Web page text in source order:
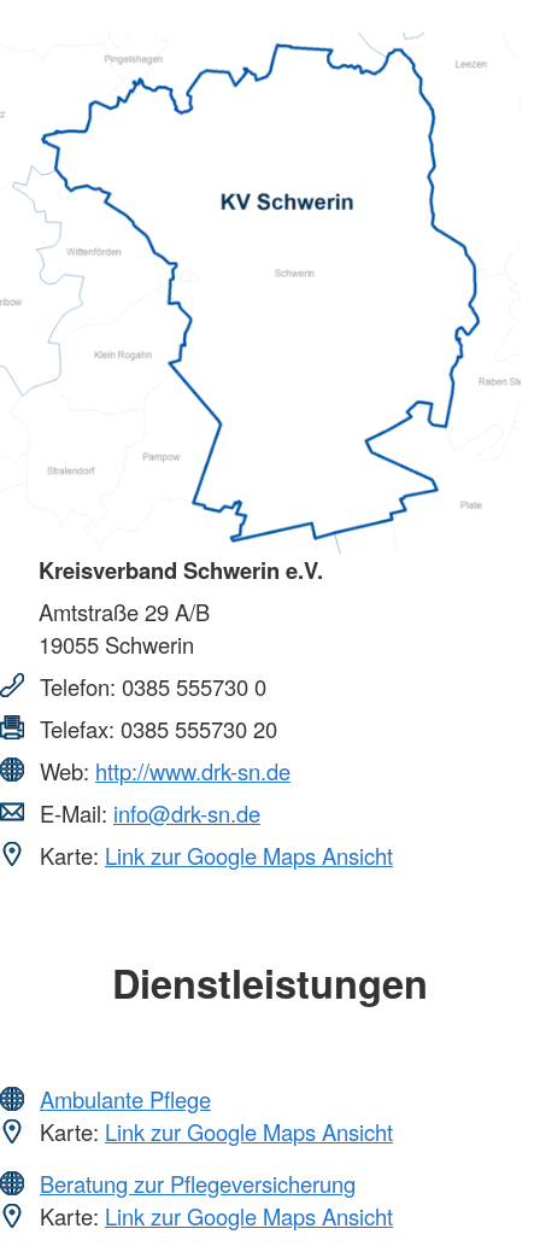
Kreisverband Schwerin e.V.
Amtstraße 29 A/B
19055 Schwerin
Telefon: 0385 555730 0
Telefax: 0385 555730 20
Web: http://www.drk-sn.de
E-Mail: info@drk-sn.de
Karte: Link zur Google Maps Ansicht
Dienstleistungen
Ambulante Pflege
Karte: Link zur Google Maps Ansicht
Beratung zur Pflegeversicherung
Karte: Link zur Google Maps Ansicht